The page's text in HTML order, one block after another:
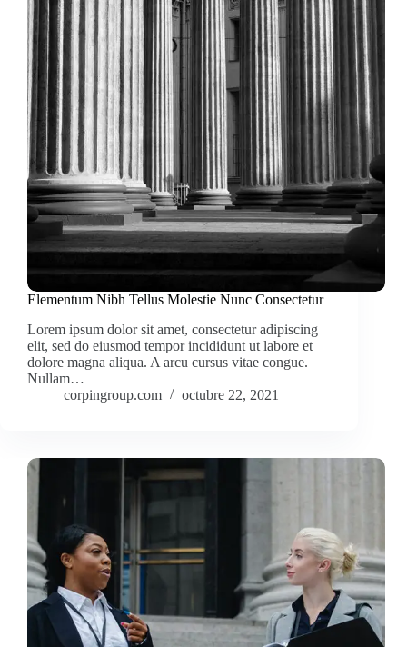
Elementum Nibh Tellus Molestie Nunc Consectetur
Lorem ipsum dolor sit amet, consectetur adipiscing
elit, sed do eiusmod tempor incididunt ut labore et
dolore magna aliqua. A arcu cursus vitae congue.
Nullam…
corpingroup.com
octubre 22, 2021